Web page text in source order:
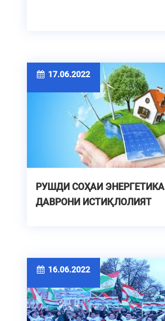
17.06.2022
РУШДИ СОҲАИ
ДАВРОНИ ИСТИҚЛОЛИЯТ
16.06.2022